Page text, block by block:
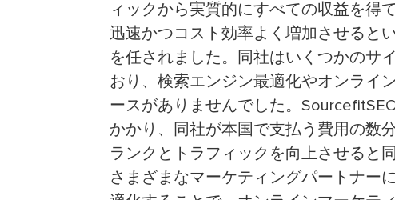
ィックから実質的にすべての収益を得
迅速かつコスト効率よく増加させると
を任されました。同社はいくつかのサ
おり、検索エンジン最適化やオンライ
ースがありませんでした。
かかり、同社が本国で支払う費用の数
ランクとトラフィックを向上させると
さまざまなマーケティングパートナー